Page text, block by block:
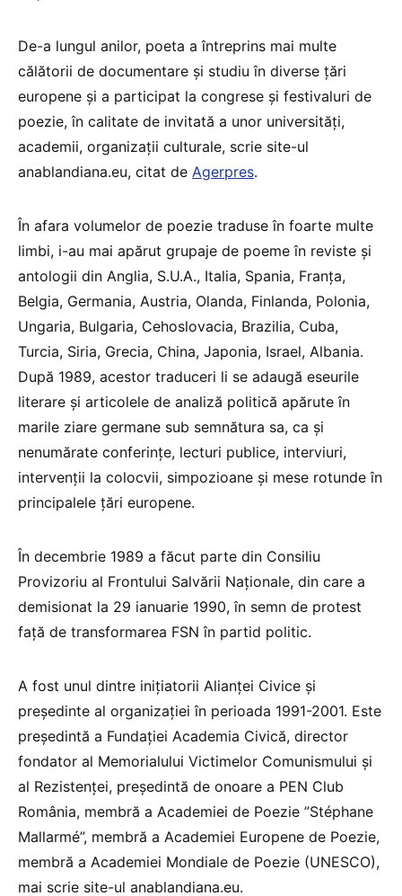
De-a lungul anilor, poeta a întreprins mai multe
călătorii de documentare şi studiu în diverse ţări
europene şi a participat la congrese şi festivaluri de
poezie, în calitate de invitată a unor universităţi,
academii, organizaţii culturale, scrie site-ul
anablandiana.eu, citat de Agerpres.
În afara volumelor de poezie traduse în foarte multe
limbi, i-au mai apărut grupaje de poeme în reviste şi
antologii din Anglia, S.U.A., Italia, Spania, Franţa,
Belgia, Germania, Austria, Olanda, Finlanda, Polonia,
Ungaria, Bulgaria, Cehoslovacia, Brazilia, Cuba,
Turcia, Siria, Grecia, China, Japonia, Israel, Albania.
După 1989, acestor traduceri li se adaugă eseurile
literare şi articolele de analiză politică apărute în
marile ziare germane sub semnătura sa, ca şi
nenumărate conferinţe, lecturi publice, interviuri,
intervenţii la colocvii, simpozioane şi mese rotunde în
principalele ţări europene.
În decembrie 1989 a făcut parte din Consiliu
Provizoriu al Frontului Salvării Naţionale, din care a
demisionat la 29 ianuarie 1990, în semn de protest
faţă de transformarea FSN în partid politic.
A fost unul dintre iniţiatorii Alianţei Civice şi
preşedinte al organizaţiei în perioada 1991-2001. Este
preşedintă a Fundaţiei Academia Civică, director
fondator al Memorialului Victimelor Comunismului şi
al Rezistenţei, preşedintă de onoare a PEN Club
România, membră a Academiei de Poezie ”Stéphane
Mallarmé”, membră a Academiei Europene de Poezie,
membră a Academiei Mondiale de Poezie (UNESCO),
mai scrie site-ul anablandiana.eu.